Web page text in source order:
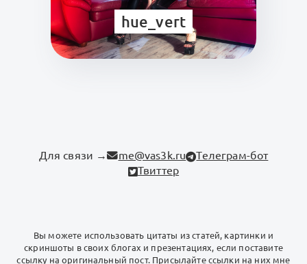
hue_vert
Для связи → me@vas3k.ru
Телеграм-бот
Твиттер
Вы можете использовать цитаты из статей, картинки и
скриншоты в своих блогах и презентациях, если поставите
ссылку на оригинальный пост. Присылайте ссылки на них мне